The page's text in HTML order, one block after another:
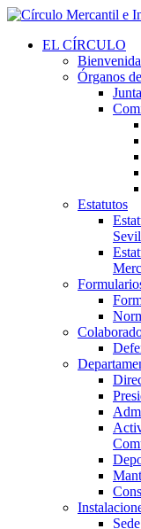
EL CÍRCULO
Órganos
Estatutos